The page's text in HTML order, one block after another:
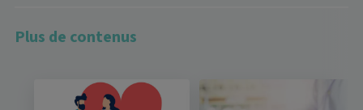
Plus de contenus